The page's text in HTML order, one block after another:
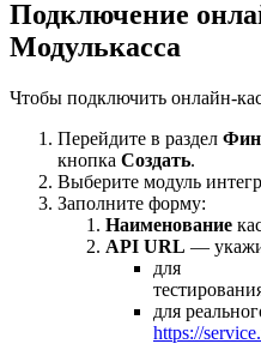
Подключение
Модулькасса
Чтобы подключить онлайн-
Перейдите в раздел
кнопка Создать.
Выберите модуль
Заполните форму:
Наименование
API URL —
для
для
https://